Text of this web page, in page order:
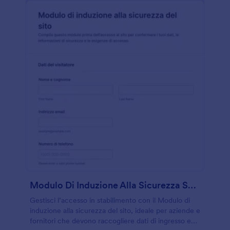
Modulo Di Induzione Alla Sicurezza Sul Sito
Gestisci l’accesso in stabilimento con il Modulo di
induzione alla sicurezza del sito, ideale per aziende e
fornitori che devono raccogliere dati di ingresso e